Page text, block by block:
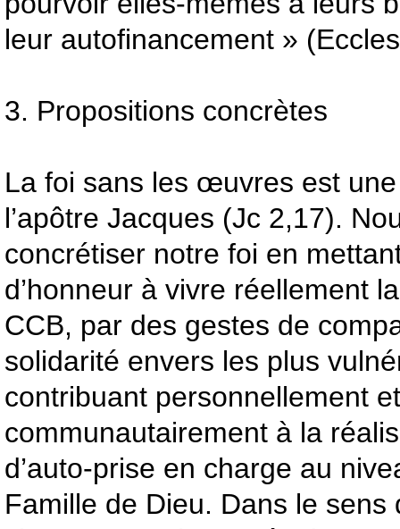
leur autofinancement »
3. Propositions concrètes
La foi sans les œuvres est
l’apôtre Jacques (Jc 2,17).
concrétiser notre foi en
d’honneur à vivre réellement
CCB, par des gestes de
solidarité envers les plus
contribuant personnellement et
communautairement à la
d’auto-prise en charge au
Famille de Dieu. Dans le sens